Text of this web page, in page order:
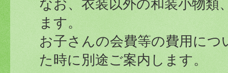
ます。
お子さんの会費等の費用に
た時に別途ご案内します。